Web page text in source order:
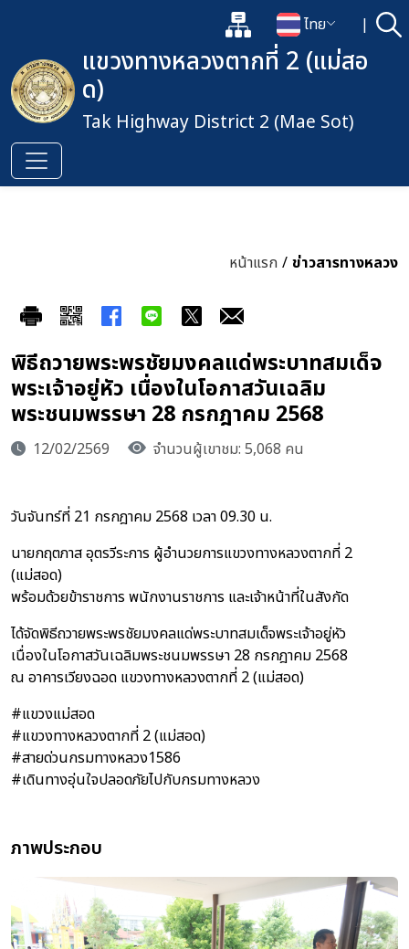
แผนผังเว็บไซต์
เปลี่ยนภาษา
ไทย | ค้
เปิดกล่องค้นหาข้อมูลหลักของเ
แขวงทางหลวงตากที่ 2 (แม่สอ
ด)
Tak Highway District 2 (Mae Sot)
หน้าแรก / ข่าวสารทางหลวง
พิธีถวายพระพรชัยมงคลแด่พระบาทสมเด็จ
พระเจ้าอยู่หัว เนื่องในโอกาสวันเฉลิม
พระชนมพรรษา 28 กรกฎาคม 2568
12/02/2569 จำนวนผู้เขาชม: 5,068 คน
วันจันทร์ที่ 21 กรกฎาคม 2568 เวลา 09.30 น.
นายกฤตภาส อุตรวีระการ ผู้อำนวยการแขวงทางหลวงตากที่ 2
(แม่สอด)
พร้อมด้วยข้าราชการ พนักงานราชการ และเจ้าหน้าที่ในสังกัด
ได้จัดพิธีถวายพระพรชัยมงคลแด่พระบาทสมเด็จพระเจ้าอยู่หัว
เนื่องในโอกาสวันเฉลิมพระชนมพรรษา 28 กรกฎาคม 2568
ณ อาคารเวียงฉอด แขวงทางหลวงตากที่ 2 (แม่สอด)
#แขวงแม่สอด
#แขวงทางหลวงตากที่ 2 (แม่สอด)
#สายด่วนกรมทางหลวง1586
#เดินทางอุ่นใจปลอดภัยไปกับกรมทางหลวง
ภาพประกอบ